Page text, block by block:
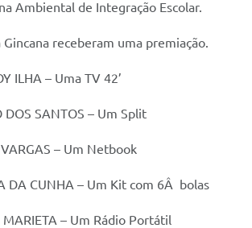
Ambiental de Integração Escolar.
receberam uma premiação.
ILHA – Uma TV 42’
DOS SANTOS – Um Split
– Um Netbook
DA CUNHA – Um Kit com 6Â bolas
MARIETA – Um Rádio Portátil